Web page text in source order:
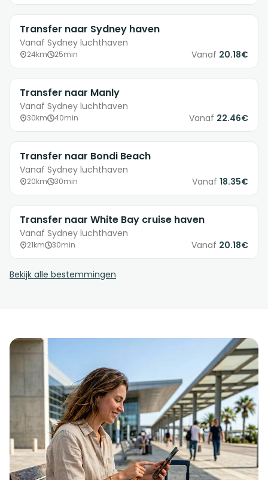
Transfer naar Sydney haven
Vanaf Sydney luchthaven
24km 25min Vanaf 20.18€
Transfer naar Manly
Vanaf Sydney luchthaven
30km 40min Vanaf 22.46€
Transfer naar Bondi Beach
Vanaf Sydney luchthaven
20km 30min Vanaf 18.35€
Transfer naar White Bay cruise haven
Vanaf Sydney luchthaven
21km 30min Vanaf 20.18€
Bekijk alle bestemmingen